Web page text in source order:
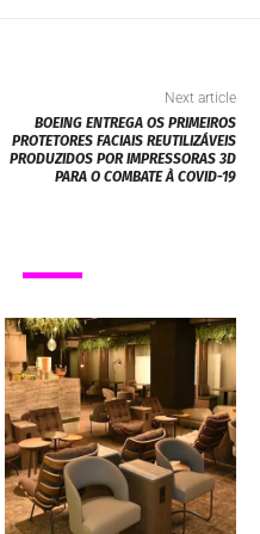
Next article
BOEING ENTREGA OS PRIMEIROS
PROTETORES FACIAIS REUTILIZÁVEIS
PRODUZIDOS POR IMPRESSORAS 3D
PARA O COMBATE À COVID-19